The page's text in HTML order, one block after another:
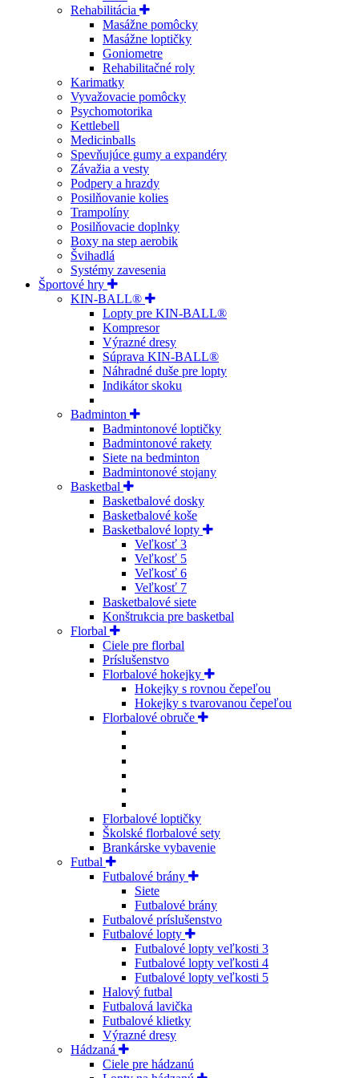
Rehabilitácia
Masážne pomôcky
Masážne loptičky
Goniometre
Rehabilitačné roly
Karimatky
Vyvažovacie pomôcky
Psychomotorika
Kettlebell
Medicinballs
Spevňujúce gumy a expandéry
Závažia a vesty
Podpery a hrazdy
Posilňovanie kolies
Trampolíny
Posilňovacie doplnky
Boxy na step aerobik
Švihadlá
Systémy zavesenia
Športové hry
KIN-BALL®
Lopty pre KIN-BALL®
Kompresor
Výrazné dresy
Súprava KIN-BALL®
Náhradné duše pre lopty
Indikátor skoku
Badminton
Badmintonové loptičky
Badmintonové rakety
Siete na bedminton
Badmintonové stojany
Basketbal
Basketbalové dosky
Basketbalové koše
Basketbalové lopty
Veľkosť 3
Veľkosť 5
Veľkosť 6
Veľkosť 7
Basketbalové siete
Konštrukcia pre basketbal
Florbal
Ciele pre florbal
Príslušenstvo
Florbalové hokejky
Hokejky s rovnou čepeľou
Hokejky s tvarovanou čepeľou
Florbalové obruče
Florbalové loptičky
Školské florbalové sety
Brankárske vybavenie
Futbal
Futbalové brány
Siete
Futbalové brány
Futbalové príslušenstvo
Futbalové lopty
Futbalové lopty veľkosti 3
Futbalové lopty veľkosti 4
Futbalové lopty veľkosti 5
Halový futbal
Futbalová lavička
Futbalové klietky
Výrazné dresy
Hádzaná
Ciele pre hádzanú